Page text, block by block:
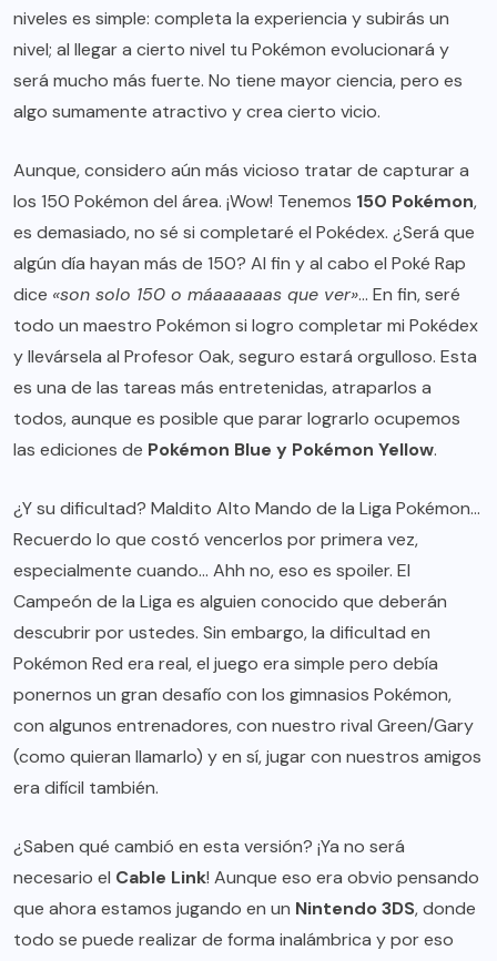
niveles es simple: completa la experiencia y subirás un
nivel; al llegar a cierto nivel tu Pokémon evolucionará y
será mucho más fuerte. No tiene mayor ciencia, pero es
algo sumamente atractivo y crea cierto vicio.
Aunque, considero aún más vicioso tratar de capturar a
los 150 Pokémon del área. ¡Wow! Tenemos 150 Pokémon,
es demasiado, no sé si completaré el Pokédex. ¿Será que
algún día hayan más de 150? Al fin y al cabo el Poké Rap
dice «son solo 150 o máaaaaaas que ver»… En fin, seré
todo un maestro Pokémon si logro completar mi Pokédex
y llevársela al Profesor Oak, seguro estará orgulloso. Esta
es una de las tareas más entretenidas, atraparlos a
todos, aunque es posible que parar lograrlo ocupemos
las ediciones de Pokémon Blue y Pokémon Yellow.
¿Y su dificultad? Maldito Alto Mando de la Liga Pokémon…
Recuerdo lo que costó vencerlos por primera vez,
especialmente cuando… Ahh no, eso es spoiler. El
Campeón de la Liga es alguien conocido que deberán
descubrir por ustedes. Sin embargo, la dificultad en
Pokémon Red era real, el juego era simple pero debía
ponernos un gran desafío con los gimnasios Pokémon,
con algunos entrenadores, con nuestro rival Green/Gary
(como quieran llamarlo) y en sí, jugar con nuestros amigos
era difícil también.
¿Saben qué cambió en esta versión? ¡Ya no será
necesario el Cable Link! Aunque eso era obvio pensando
que ahora estamos jugando en un Nintendo 3DS, donde
todo se puede realizar de forma inalámbrica y por eso